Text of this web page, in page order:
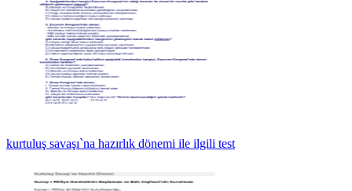
kurtuluş savaşı`na hazırlık dönemi ile ilgili test